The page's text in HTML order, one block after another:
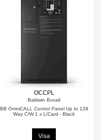
OCCPL
Baldwin Boxall
BB OmniCALL Control Panel Up to 128
Way C/W 1 x L/Card - Black
Visa